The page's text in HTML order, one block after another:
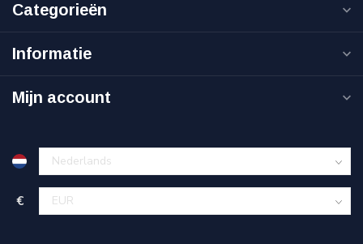
Categorieën
Informatie
Mijn account
€